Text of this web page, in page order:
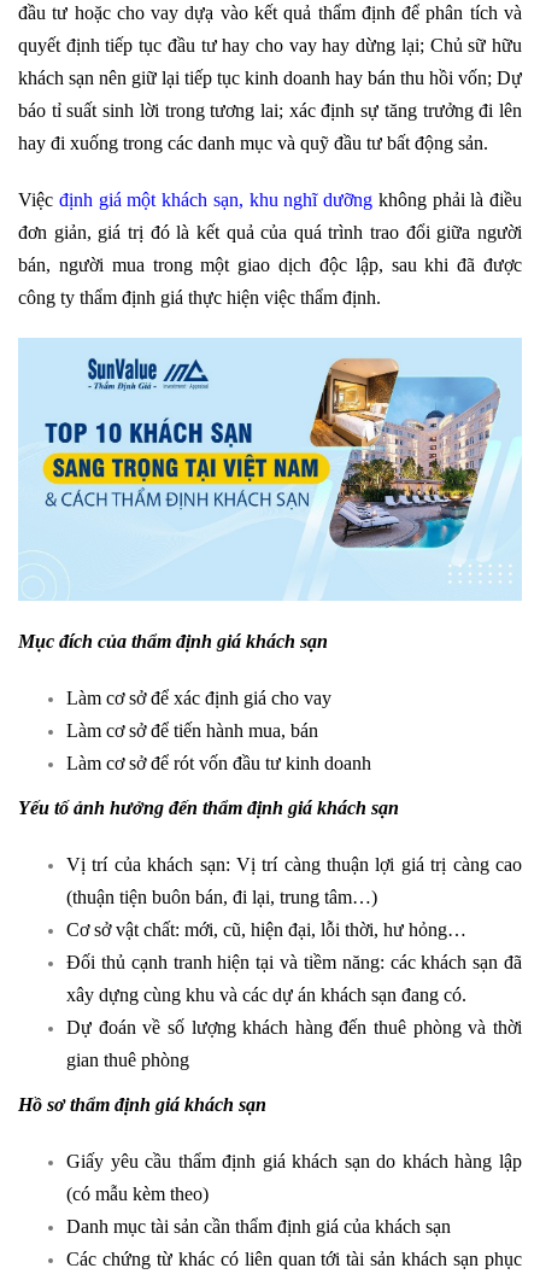
đầu tư hoặc cho vay dựạ vào kết quả thẩm định để phân tích và
quyết định tiếp tục đầu tư hay cho vay hay dừng lại; Chủ sữ hữu
khách sạn nên giữ lại tiếp tục kinh doanh hay bán thu hồi vốn; Dự
báo tỉ suất sinh lời trong tương lai; xác định sự tăng trưởng đi lên
hay đi xuống trong các danh mục và quỹ đầu tư bất động sản.
Việc định giá một khách sạn, khu nghĩ dưỡng không phải là điều
đơn giản, giá trị đó là kết quả của quá trình trao đổi giữa người
bán, người mua trong một giao dịch độc lập, sau khi đã được
công ty thẩm định giá thực hiện việc thẩm định.
Mục đích của thẩm định giá khách sạn
Làm cơ sở để xác định giá cho vay
Làm cơ sở để tiến hành mua, bán
Làm cơ sở để rót vốn đầu tư kinh doanh
Yếu tố ảnh hưởng đến thẩm định giá khách sạn
Vị trí của khách sạn: Vị trí càng thuận lợi giá trị càng cao
(thuận tiện buôn bán, đi lại, trung tâm…)
Cơ sở vật chất: mới, cũ, hiện đại, lỗi thời, hư hỏng…
Đối thủ cạnh tranh hiện tại và tiềm năng: các khách sạn đã
xây dựng cùng khu và các dự án khách sạn đang có.
Dự đoán về số lượng khách hàng đến thuê phòng và thời
gian thuê phòng
Hồ sơ thẩm định giá khách sạn
Giấy yêu cầu thẩm định giá khách sạn do khách hàng lập
(có mẫu kèm theo)
Danh mục tài sản cần thẩm định giá của khách sạn
Các chứng từ khác có liên quan tới tài sản khách sạn phục